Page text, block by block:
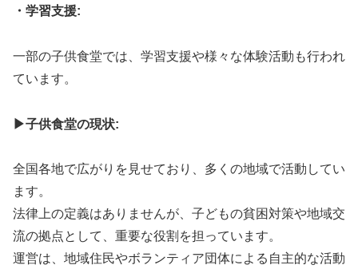
・学習支援:
一部の子供食堂では、学習支援や様々な体験活動も行われ
ています。
▶子供食堂の現状:
全国各地で広がりを見せており、多くの地域で活動してい
ます。
法律上の定義はありませんが、子どもの貧困対策や地域交
流の拠点として、重要な役割を担っています。
運営は、地域住民やボランティア団体による自主的な活動